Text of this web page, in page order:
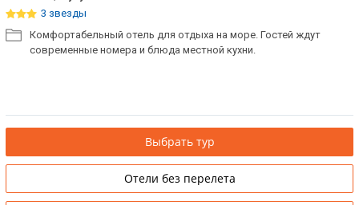
3 звезды
Комфортабельный отель для отдыха на море. Гостей ждут
современные номера и блюда местной кухни.
Выбрать тур
Отели без перелета